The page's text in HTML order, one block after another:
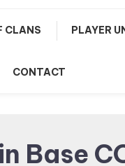
CLANS PLAYER
CONTACT
Base